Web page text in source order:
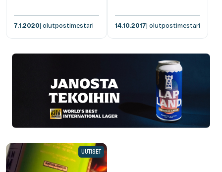
7.1.2020| olutpostimestari 14.10.2017| olutpostimestari
UUTISET